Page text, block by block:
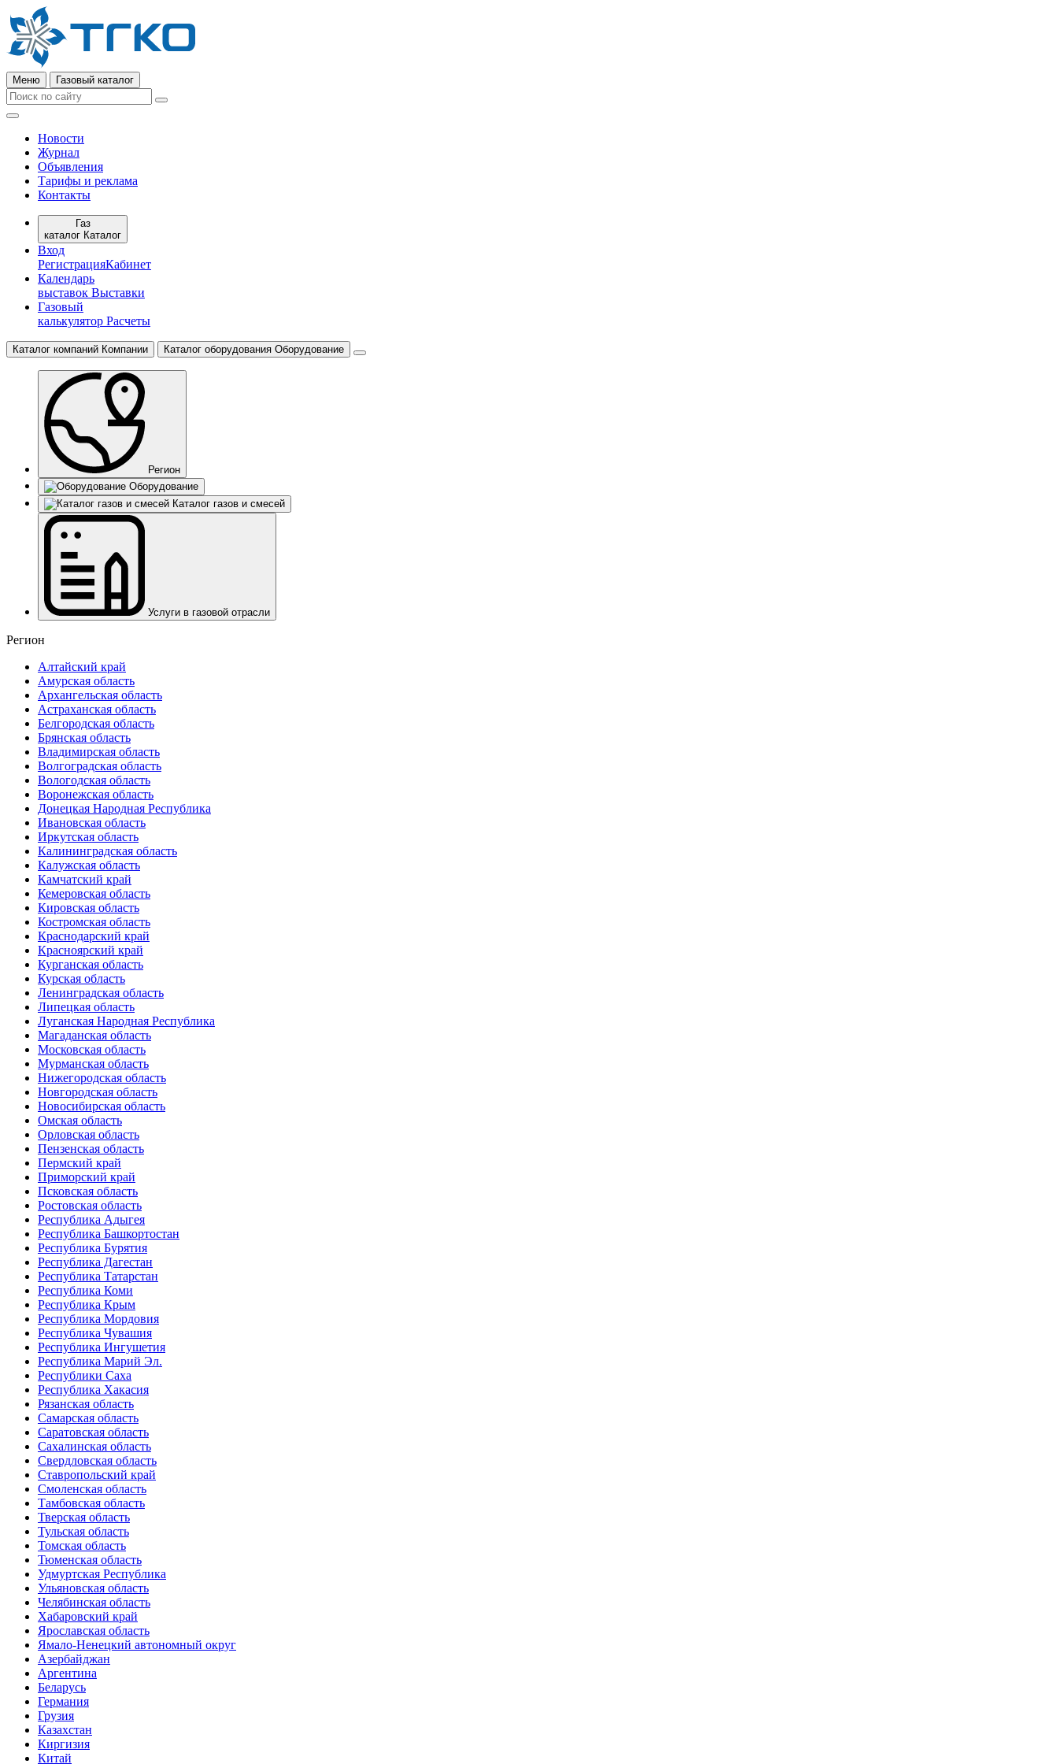
Меню Газовый каталог
Новости
Журнал
Объявления
Тарифы и реклама
Контакты
Газ
каталог Каталог
Вход
РегистрацияКабинет
Календарь
выставок Выставки
Газовый
калькулятор Расчеты
Каталог компаний Компании Каталог оборудования Оборудование
Регион
Оборудование
Каталог газов и смесей
Услуги в газовой отрасли
Регион
Алтайский край
Амурская область
Архангельская область
Астраханская область
Белгородская область
Брянская область
Владимирская область
Волгоградская область
Вологодская область
Воронежская область
Донецкая Народная Республика
Ивановская область
Иркутская область
Калининградская область
Калужская область
Камчатский край
Кемеровская область
Кировская область
Костромская область
Краснодарский край
Красноярский край
Курганская область
Курская область
Ленинградская область
Липецкая область
Луганская Народная Республика
Магаданская область
Московская область
Мурманская область
Нижегородская область
Новгородская область
Новосибирская область
Омская область
Орловская область
Пензенская область
Пермский край
Приморский край
Псковская область
Ростовская область
Республика Адыгея
Республика Башкортостан
Республика Бурятия
Республика Дагестан
Республика Татарстан
Республика Коми
Республика Крым
Республика Мордовия
Республика Чувашия
Республика Ингушетия
Республика Марий Эл.
Республики Саха
Республика Хакасия
Рязанская область
Самарская область
Саратовская область
Сахалинская область
Свердловская область
Ставропольский край
Смоленская область
Тамбовская область
Тверская область
Тульская область
Томская область
Тюменская область
Удмуртская Республика
Ульяновская область
Челябинская область
Хабаровский край
Ярославская область
Ямало-Ненецкий автономный округ
Азербайджан
Аргентина
Беларусь
Германия
Грузия
Казахстан
Киргизия
Китай